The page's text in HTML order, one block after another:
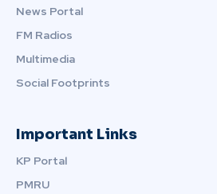
News Portal
FM Radios
Multimedia
Social Footprints
Important Links
KP Portal
PMRU